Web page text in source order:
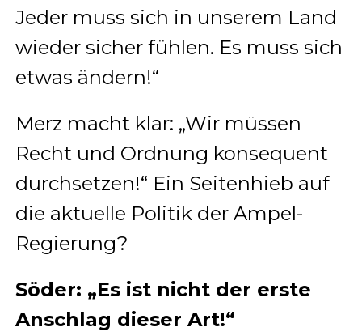
Jeder muss sich in unserem Land
wieder sicher fühlen. Es muss sich
etwas ändern!“
Merz macht klar: „Wir müssen
Recht und Ordnung konsequent
durchsetzen!“ Ein Seitenhieb auf
die aktuelle Politik der Ampel-
Regierung?
Söder: „Es ist nicht der erste
Anschlag dieser Art!“